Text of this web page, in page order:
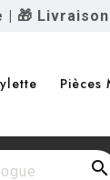
| 🎁
Pièces
